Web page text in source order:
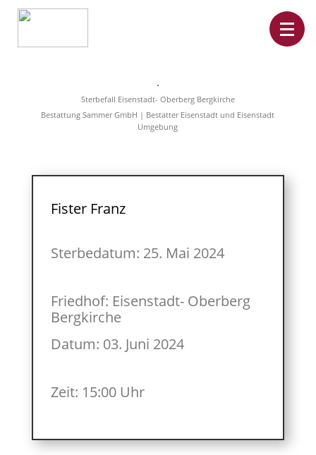
Überführungen
Rat&Hilfe
Sterbefälle
Sterbefall Eisenstadt- Oberberg Bergkirche
Bestattung Sammer GmbH | Bestatter Eisenstadt und Eisenstadt
Umgebung
Fister Franz
Sterbedatum: 25. Mai 2024
Friedhof: Eisenstadt- Oberberg
Bergkirche
Datum: 03. Juni 2024
Zeit: 15:00 Uhr